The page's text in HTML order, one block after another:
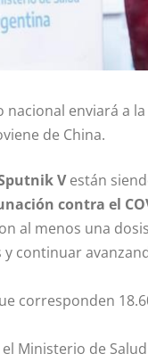
enviará a
de China.
Vestán
contra el
al menos una
continuar
corresponden
Ministerio de